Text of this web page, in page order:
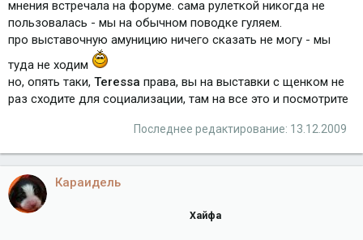
мнения встречала на форуме. сама рулеткой никогда не
пользовалась - мы на обычном поводке гуляем.
про выставочную амуницию ничего сказать не могу - мы
туда не ходим
но, опять таки, Teressa права, вы на выставки с щенком не
раз сходите для социализации, там на все это и посмотрите
Последнее редактирование: 13.12.2009
Караидель
Хайфа